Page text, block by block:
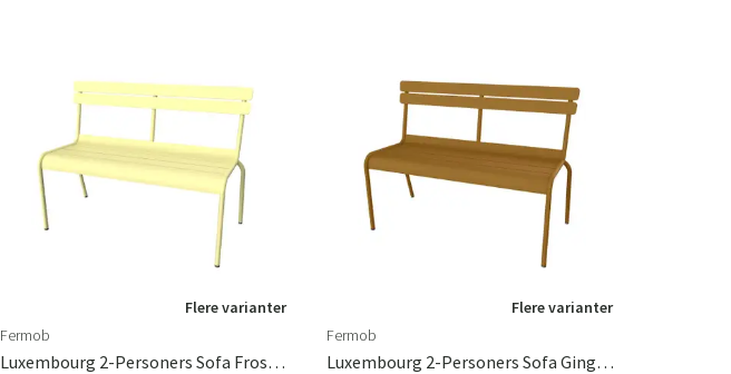
Flere varianter
Fermob
Luxembourg 2-Personers Sofa Frosted Lemon
Flere varianter
Fermob
Luxembourg 2-Personers Sofa Gingerbread